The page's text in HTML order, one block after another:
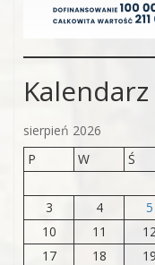
Kalendarz
sierpień 2026
P
W Ś
3
4 5
10
11
17
18 19